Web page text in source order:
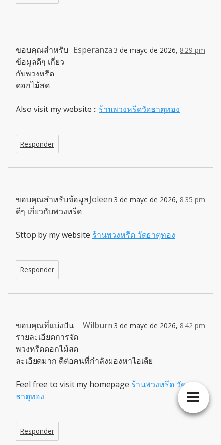
Esperanza 3 de mayo de 2026, 8:29 pm
ขอบคุณสำหรับ
ข้อมูลดีๆ เกี่ยว
กับพวงหรีด
ดอกไม้สด
Also visit my website :: ร้านพวงหรีดวัดธาตุทอง
Responder
Joleen 3 de mayo de 2026, 8:35 pm
ขอบคุณสำหรับข้อมูล
ดีๆ เกี่ยวกับพวงหรีด
Sttop by my website ร้านพวงหรีด วัดธาตุทอง
Responder
Wilburn 3 de mayo de 2026, 8:42 pm
ขอบคุณที่แบ่งปัน
รายละเอียดการจัด
พวงหรีดดอกไม้สด
ละเอียดมาก ดีต่อคนที่กำลังมองหาไอเดีย
Feel free to visit my homepage ร้านพวงหรีด วัด
ธาตุทอง
Responder